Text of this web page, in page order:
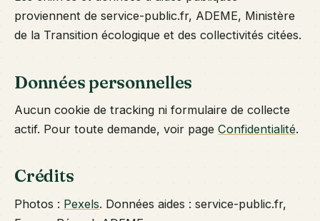
proviennent de service-public.fr, ADEME, Ministère
de la Transition écologique et des collectivités citées.
Données personnelles
Aucun cookie de tracking ni formulaire de collecte
actif. Pour toute demande, voir page Confidentialité.
Crédits
Photos : Pexels. Données aides : service-public.fr,